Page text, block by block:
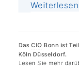
DasCIO Bonn ist
Köln Düsseldorf.
Lesen Sie mehr